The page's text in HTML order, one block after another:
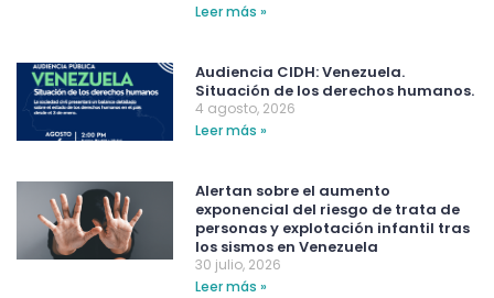
Leer más »
Audiencia CIDH: Venezuela.
Situación de los derechos humanos.
4 agosto, 2026
Leer más »
Alertan sobre el aumento
exponencial del riesgo de trata de
personas y explotación infantil tras
los sismos en Venezuela
30 julio, 2026
Leer más »